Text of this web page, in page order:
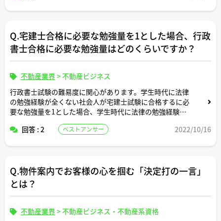
Q.宅建士合格に必要な勉強量を1とした場合、行政
書士合格に必要な勉強量はどのくらいですか？
不動産業界>不動産ビジネス
行政書士試験の難易度に関心があります。学生時代に法律
の勉強経験が全くない社会人が宅建士試験に合格するに必
要な勉強量を1とした場合、学生時代に法律の勉強経験が
はおよそその何倍くらいでしょうか？
回答 : 2 ベストアンサー 2022/10/16
Q.物件案内でお客様の心を掴む「決定打の一言」
とは？
不動産業界>不動産ビジネス・不動産系資格